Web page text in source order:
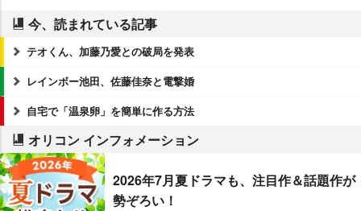
今、読まれている記事
テオくん、加藤乃愛との破局を発表
レインボー池田、佐藤佳奈と電撃婚
自宅で「温泉卵」を簡単に作る方法
オリコン インフォメーション
2026年7月夏ドラマも、注目作＆話題作が
勢ぞろい！